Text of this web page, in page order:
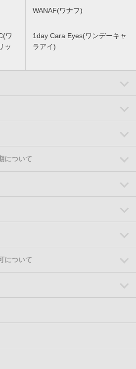
WANAF(ワナフ)
ワ
ッ
1day Cara Eyes(ワンデーキャ
ラアイ)
について
について